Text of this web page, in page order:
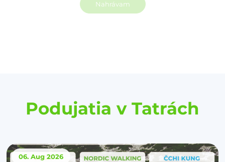
Nahrávam
Podujatia v Tatrách
06. Aug 2026